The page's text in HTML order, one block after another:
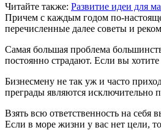
Читайте также: Развитие идеи для
Причем с каждым годом по-
перечисленные далее советы и
Самая большая проблема
постоянно страдают. Если вы
Бизнесмену не так уж и часто
преграды являются исключительно
Взять всю ответственность на себя
Если в море жизни у вас нет цели,